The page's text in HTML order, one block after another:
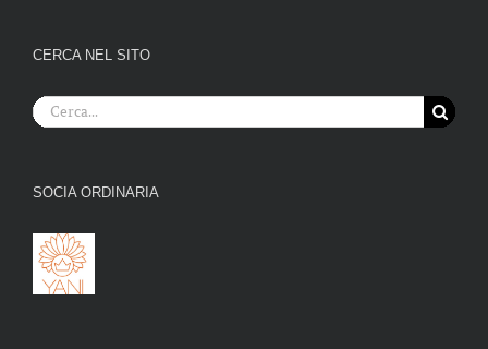
CERCA NEL SITO
Cerca
per:
SOCIA ORDINARIA